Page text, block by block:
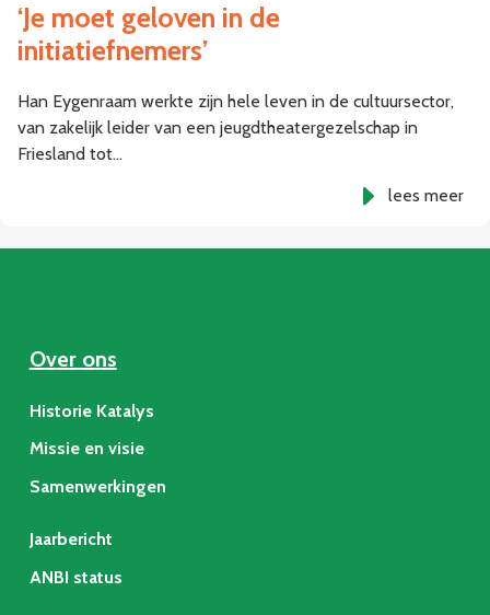
‘Je moet geloven in de
initiatiefnemers’
Han Eygenraam werkte zijn hele leven in de cultuursector,
van zakelijk leider van een jeugdtheatergezelschap in
Friesland tot…
lees meer
Over ons
Historie Katalys
Missie en visie
Samenwerkingen
Jaarbericht
ANBI status